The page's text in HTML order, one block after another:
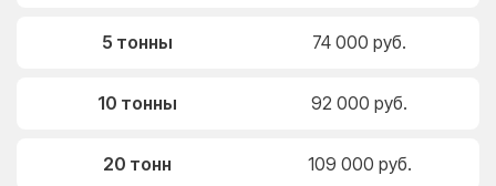
5 тонны 74 000 руб.
10 тонны 92 000 руб.
20 тонн 109 000 руб.